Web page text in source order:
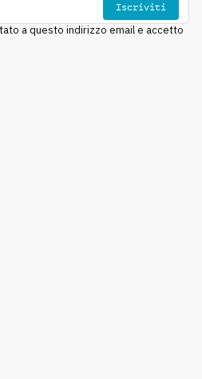
Iscriviti
a questo indirizzo email e accetto